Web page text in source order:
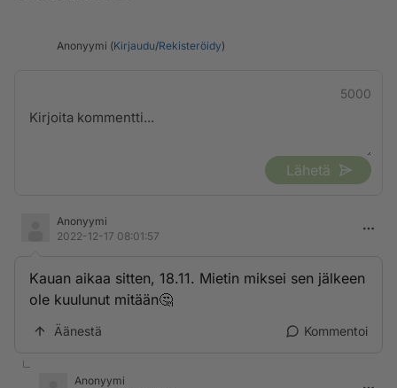
Anonyymi (Kirjaudu/Rekisteröidy)
5000
Lähetä
Anonyymi
2022-12-17 08:01:57
Kauan aikaa sitten, 18.11. Mietin miksei sen jälkeen
ole kuulunut mitään🤔
Äänestä Kommentoi
Anonyymi